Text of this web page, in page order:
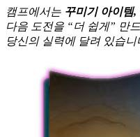
캠프에서는 꾸미기 아이템
다음 도전을 “더 쉽게” 만
당신의 실력에 달려 있습니